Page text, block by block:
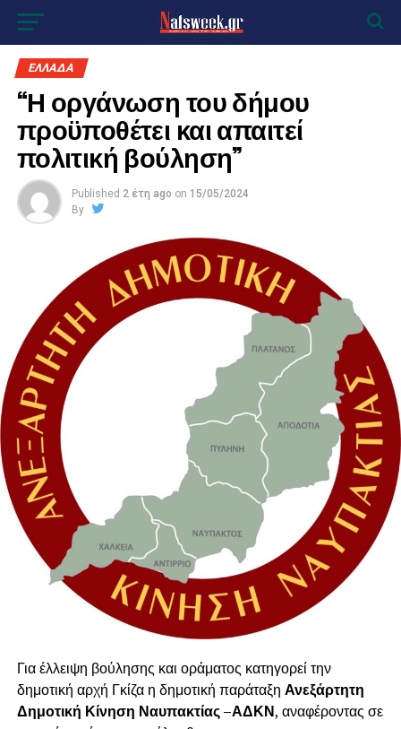
ΕΛΛΑΔΑ
“Η οργάνωση του δήμου
προϋποθέτει και απαιτεί
πολιτική βούληση”
Published 2 έτη ago on 15/05/2024
By
Για έλλειψη βούλησης και οράματος κατηγορεί την
δημοτική αρχή Γκίζα η δημοτική παράταξη Ανεξάρτητη
Δημοτική Κίνηση Ναυπακτίας –ΑΔΚΝ, αναφέροντας σε